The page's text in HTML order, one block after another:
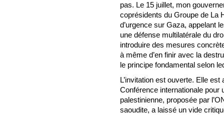
pas. Le 15 juillet, mon
coprésidents du Groupe de La
d’urgence sur Gaza, appelant
une défense multilatérale du
introduire des mesures
à même d’en finir avec la
le principe fondamental selon
L’invitation est ouverte. Elle
Conférence internationale pour
palestinienne, proposée par
saoudite, a laissé un vide